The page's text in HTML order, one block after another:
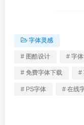
字体灵感
# 图酷设计 # 字
# 免费字体下载 #
# PS字体 # 在线